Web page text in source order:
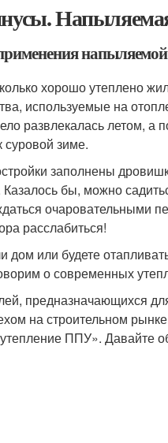
хорошо утеплено
используемые на
развлекалась летом, а
суровой зиме.
заполнены
бы, можно
очаровательными
расслабиться!
или будете
о современных
предназначающихся
на строительном
ППУ». Давайте